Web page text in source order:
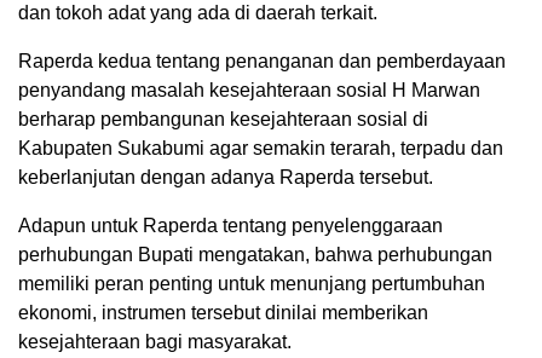
dan tokoh adat yang ada di daerah terkait.
Raperda kedua tentang penanganan dan pemberdayaan
penyandang masalah kesejahteraan sosial H Marwan
berharap pembangunan kesejahteraan sosial di
Kabupaten Sukabumi agar semakin terarah, terpadu dan
keberlanjutan dengan adanya Raperda tersebut.
Adapun untuk Raperda tentang penyelenggaraan
perhubungan Bupati mengatakan, bahwa perhubungan
memiliki peran penting untuk menunjang pertumbuhan
ekonomi, instrumen tersebut dinilai memberikan
kesejahteraan bagi masyarakat.